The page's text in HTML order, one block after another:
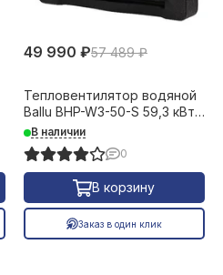
49 990 ₽57 489 ₽
Тепловентилятор водяной
Ballu BHP-W3-50-S 59,3 кВт
38938
В наличии
0
В корзину
Заказ в один клик